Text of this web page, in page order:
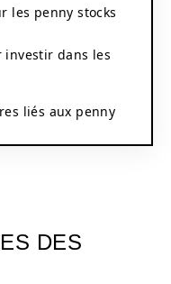
les penny stocks
investir dans les
liés aux penny
DES